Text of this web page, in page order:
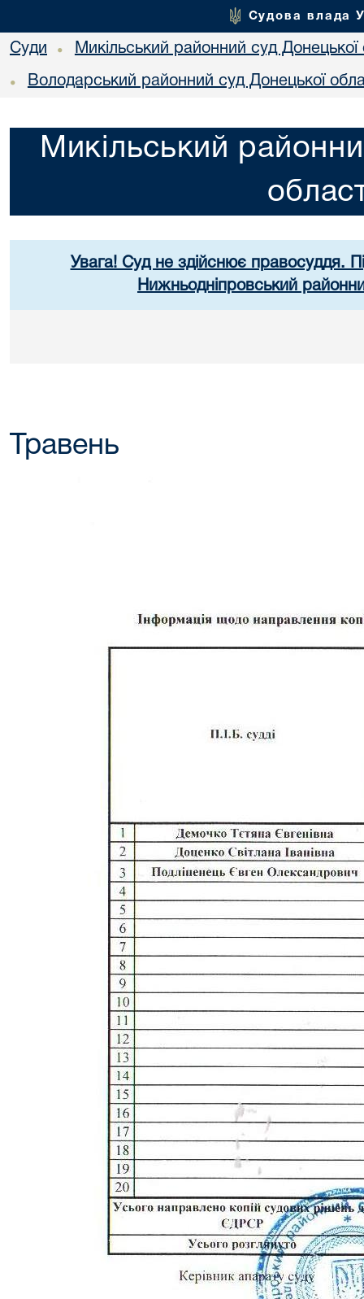
Судова влада
Суди • Микільський районний суд Донецької
• Володарський районний суд Донецької
Микільський
Увага! Суд не здійснює правосуддя.
Нижньодніпровський
Травень